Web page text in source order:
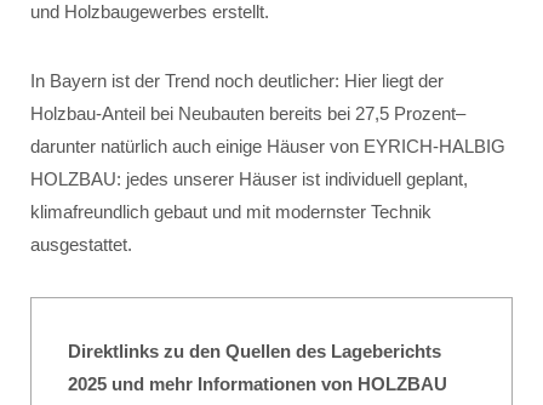
und Holzbaugewerbes erstellt.
In Bayern ist der Trend noch deutlicher: Hier liegt der
Holzbau-Anteil bei Neubauten bereits bei 27,5 Prozent–
darunter natürlich auch einige Häuser von EYRICH-HALBIG
HOLZBAU: jedes unserer Häuser ist individuell geplant,
klimafreundlich gebaut und mit modernster Technik
ausgestattet.
Direktlinks zu den Quellen des Lageberichts
2025 und mehr Informationen von HOLZBAU